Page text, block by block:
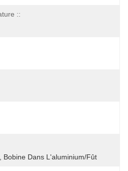
::
Bobine Dans L'aluminium/fût